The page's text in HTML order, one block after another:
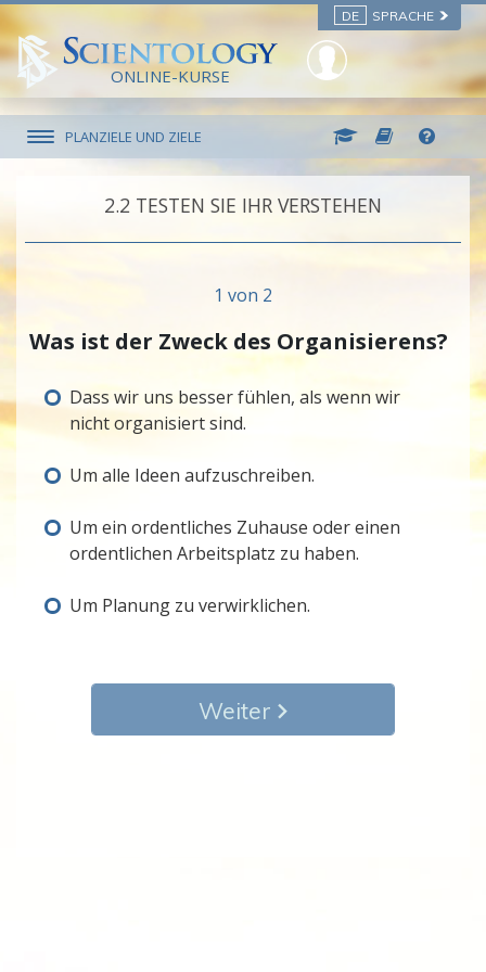
DE SPRACHE
ONLINE-KURSE
PLANZIELE UND ZIELE
2.‎2 TESTEN SIE IHR VERSTEHEN
1 von 2
Was ist der Zweck des Organisierens?
Dass wir uns besser fühlen, als wenn wir
nicht organisiert sind.
Um alle Ideen aufzuschreiben.
Um ein ordentliches Zuhause oder einen
ordentlichen Arbeitsplatz zu haben.
Um Planung zu verwirklichen.
Weiter